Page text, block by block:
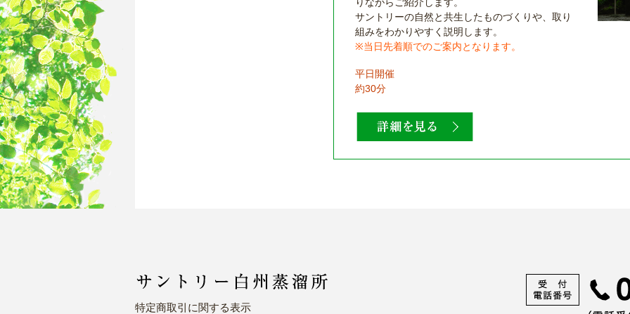
サントリーの自然と共生したものづくりや、取り
組みをわかりやすく説明します。
※当日先着順でのご案内となります。
平日開催
約30分
特定商取引に関する表示